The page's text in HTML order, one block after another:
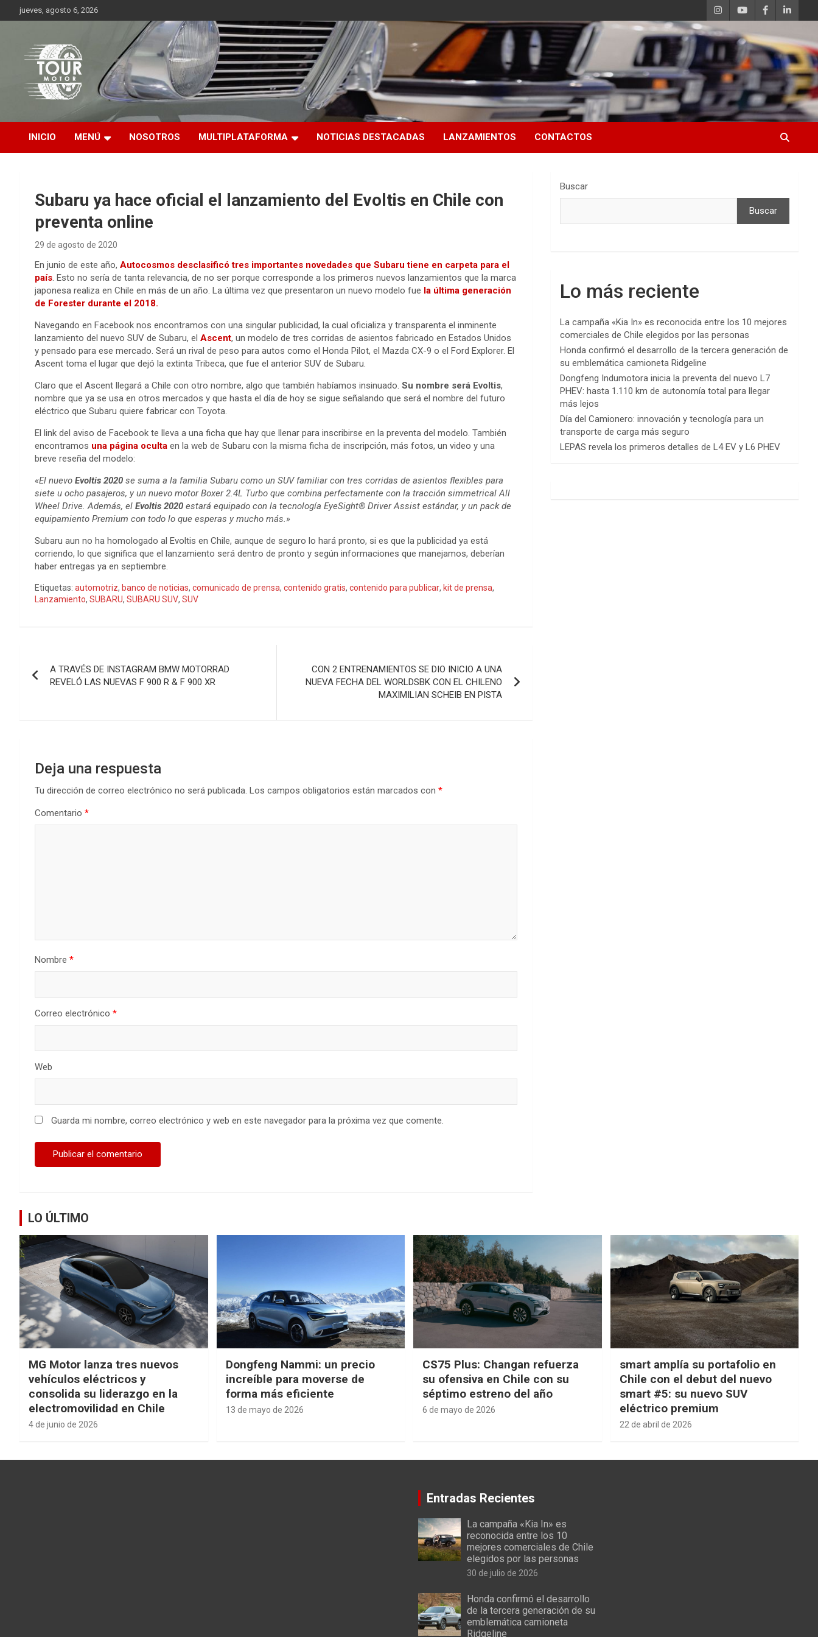
Saltar
al
jueves, agosto 6, 2026
Tour Motor
Plataforma de contenido audiovisual para el sector automotriz
INICIO MENÚ NOSOTROS MULTIPLATAFORMA NOTICIAS DESTACADAS LANZAMIENTOS CONTACTOS
Subaru ya hace oficial el lanzamiento del Evoltis en Chile con
preventa online
29 de agosto de 2020
En junio de este año, Autocosmos desclasificó tres importantes novedades que Subaru tiene en carpeta para el
país. Esto no sería de tanta relevancia, de no ser porque corresponde a los primeros nuevos lanzamientos que la marca
japonesa realiza en Chile en más de un año. La última vez que presentaron un nuevo modelo fue la última generación
de Forester durante el 2018.
Navegando en Facebook nos encontramos con una singular publicidad, la cual oficializa y transparenta el inminente
lanzamiento del nuevo SUV de Subaru, el Ascent, un modelo de tres corridas de asientos fabricado en Estados Unidos
y pensado para ese mercado. Será un rival de peso para autos como el Honda Pilot, el Mazda CX-9 o el Ford Explorer. El
Ascent toma el lugar que dejó la extinta Tribeca, que fue el anterior SUV de Subaru.
Claro que el Ascent llegará a Chile con otro nombre, algo que también habíamos insinuado. Su nombre será Evoltis,
nombre que ya se usa en otros mercados y que hasta el día de hoy se sigue señalando que será el nombre del futuro
eléctrico que Subaru quiere fabricar con Toyota.
El link del aviso de Facebook te lleva a una ficha que hay que llenar para inscribirse en la preventa del modelo. También
encontramos una página oculta en la web de Subaru con la misma ficha de inscripción, más fotos, un video y una
breve reseña del modelo:
«El nuevo Evoltis 2020 se suma a la familia Subaru como un SUV familiar con tres corridas de asientos flexibles para
siete u ocho pasajeros, y un nuevo motor Boxer 2.4L Turbo que combina perfectamente con la tracción simmetrical All
Wheel Drive. Además, el Evoltis 2020 estará equipado con la tecnología EyeSight® Driver Assist estándar, y un pack de
equipamiento Premium con todo lo que esperas y mucho más.»
Subaru aun no ha homologado al Evoltis en Chile, aunque de seguro lo hará pronto, si es que la publicidad ya está
corriendo, lo que significa que el lanzamiento será dentro de pronto y según informaciones que manejamos, deberían
haber entregas ya en septiembre.
Etiquetas: automotriz, banco de noticias, comunicado de prensa, contenido gratis, contenido para publicar, kit de prensa,
Lanzamiento, SUBARU, SUBARU SUV, SUV
de
A TRAVÉS DE INSTAGRAM BMW MOTORRAD
REVELÓ LAS NUEVAS F 900 R & F 900 XR
CON 2 ENTRENAMIENTOS SE DIO INICIO A UNA
NUEVA FECHA DEL WORLDSBK CON EL CHILENO
MAXIMILIAN SCHEIB EN PISTA
Deja una respuesta
Tu dirección de correo electrónico no será publicada. Los campos obligatorios están marcados con *
Comentario *
Nombre *
Correo electrónico *
Web
Guarda mi nombre, correo electrónico y web en este navegador para la próxima vez que comente.
Buscar
Buscar
Lo más reciente
La campaña «Kia In» es reconocida entre los 10 mejores
comerciales de Chile elegidos por las personas
Honda confirmó el desarrollo de la tercera generación de
su emblemática camioneta Ridgeline
Dongfeng Indumotora inicia la preventa del nuevo L7
PHEV: hasta 1.110 km de autonomía total para llegar
más lejos
Día del Camionero: innovación y tecnología para un
transporte de carga más seguro
LEPAS revela los primeros detalles de L4 EV y L6 PHEV
LO ÚLTIMO
MG Motor lanza tres nuevos
vehículos eléctricos y
consolida su liderazgo en la
electromovilidad en Chile
4 de junio de 2026
Dongfeng Nammi: un precio
increíble para moverse de
forma más eficiente
13 de mayo de 2026
CS75 Plus: Changan refuerza
su ofensiva en Chile con su
séptimo estreno del año
6 de mayo de 2026
smart amplía su portafolio en
Chile con el debut del nuevo
smart #5: su nuevo SUV
eléctrico premium
22 de abril de 2026
Entradas Recientes
La campaña «Kia In» es
reconocida entre los 10
mejores comerciales de Chile
elegidos por las personas
30 de julio de 2026
Honda confirmó el desarrollo
de la tercera generación de su
emblemática camioneta
Ridgeline